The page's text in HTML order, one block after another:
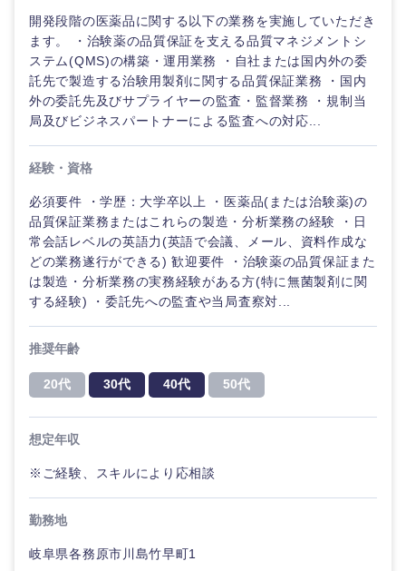
ビス・制
作、ゲー
ム
技術職
（モノづ
職
メディカ
ル
不動産専
門職
建設・施
工管理
事務職
その他
不動産専門職
建設・施工管理
WEBサービス
コンサル・シンクタンク
エンターテイメント
法律・特許事務所・監査法人
人材・アウトソーシング
関東地方
茨城県
開発段階の医薬品に関する以下の業務を実施していただき
ます。 ・治験薬の品質保証を支える品質マネジメントシ
ステム(QMS)の構築・運用業務 ・自社または国内外の委
託先で製造する治験用製剤に関する品質保証業務 ・国内
外の委託先及びサプライヤーの監査・監督業務 ・規制当
局及びビジネスパートナーによる監査への対応...
経験・資格
必須要件 ・学歴：大学卒以上 ・医薬品(または治験薬)の
品質保証業務またはこれらの製造・分析業務の経験 ・日
常会話レベルの英語力(英語で会議、メール、資料作成な
どの業務遂行ができる) 歓迎要件 ・治験薬の品質保証また
は製造・分析業務の実務経験がある方(特に無菌製剤に関
する経験) ・委託先への監査や当局査察対...
推奨年齢
20代 30代 40代 50代
想定年収
※ご経験、スキルにより応相談
勤務地
岐阜県各務原市川島竹早町1